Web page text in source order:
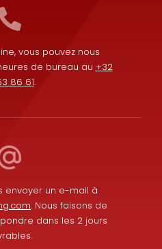
vous pouvez nous
de bureau au +32
86 61.
envoyer un e-mail à
. Nous faisons de
dans les 2 jours